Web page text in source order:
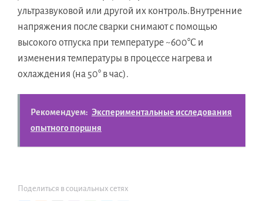
ультразвуковой или другой их контроль.Внутренние
напряжения после сварки снимают с помощью
высокого отпуска при температуре ~600°С и
изменения температуры в процессе нагрева и
охлаждения (на 50° в час).
Рекомендуем: Экспериментальные исследования
опытного поршня
Поделиться в социальных сетях